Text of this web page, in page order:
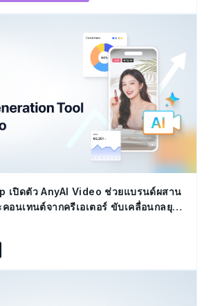
เปิดตัว AnyAI Video ช่วยแบรนด์ผสาน
ต์จากครีเอเตอร์ ขับเคลื่อนกลยุทธ์